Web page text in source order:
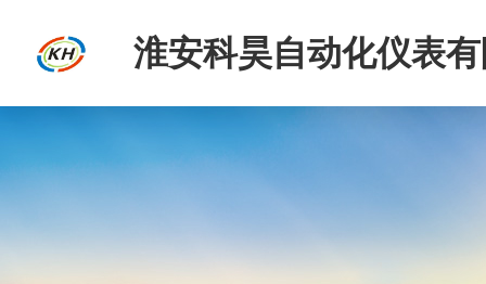
淮安科昊自动化仪表